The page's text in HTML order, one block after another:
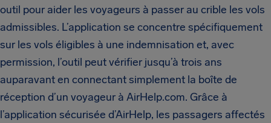
outil pour aider les voyageurs à passer au crible les vols
admissibles. L’application se concentre spécifiquement
sur les vols éligibles à une indemnisation et, avec
permission, l’outil peut vérifier jusqu’à trois ans
auparavant en connectant simplement la boîte de
réception d’un voyageur à AirHelp.com. Grâce à
l’application sécurisée d’AirHelp, les passagers affectés